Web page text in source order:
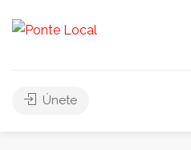
Únete